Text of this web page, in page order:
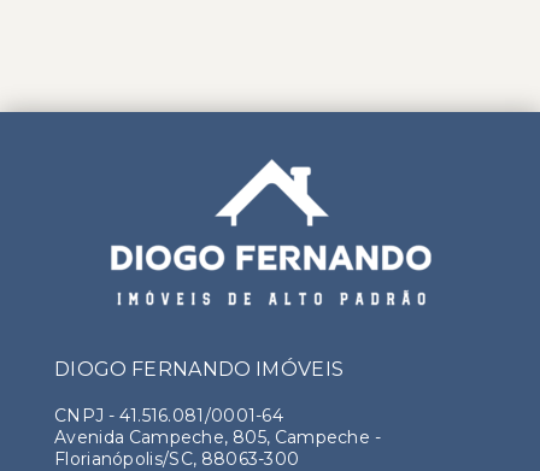
DIOGO FERNANDO IMÓVEIS
CNPJ - 41.516.081/0001-64
Avenida Campeche, 805, Campeche -
Florianópolis/SC, 88063-300